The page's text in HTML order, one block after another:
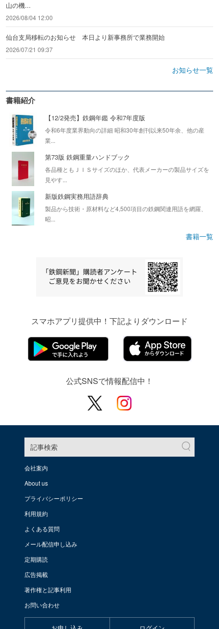
山の機...
2026/08/04 12:00
仙台支局移転のお知らせ 本日より新事務所で業務開始
2026/07/21 09:37
お知らせ一覧
書籍紹介
【12/2発売】鉄鋼年鑑 令和7年度版
令和6年度業界動向の詳細 昭和30年創刊以来50年余、他の産
業...
第73版 鉄鋼重量ハンドブック
各品種ともＪＩＳサイズのほか、代表メーカーの製品サイズを
見やす...
新版鉄鋼実務用語辞典
製品から技術・原材料など4,500項目の鉄鋼関連用語を網羅、
昭...
書籍一覧
スマホアプリ提供中！下記よりダウンロード
公式SNSで情報配信中！
記事検索
会社案内
About us
プライバシーポリシー
利用規約
よくある質問
メール配信申し込み
定期購読
広告掲載
著作権と記事利用
お問い合わせ